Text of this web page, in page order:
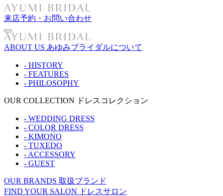
来店予約・お問い合わせ
ABOUT US あゆみブライダルについて
- HISTORY
- FEATURES
- PHILOSOPHY
OUR COLLECTION ドレスコレクション
- WEDDING DRESS
- COLOR DRESS
- KIMONO
- TUXEDO
- ACCESSORY
- GUEST
OUR BRANDS 取扱ブランド
FIND YOUR SALON ドレスサロン